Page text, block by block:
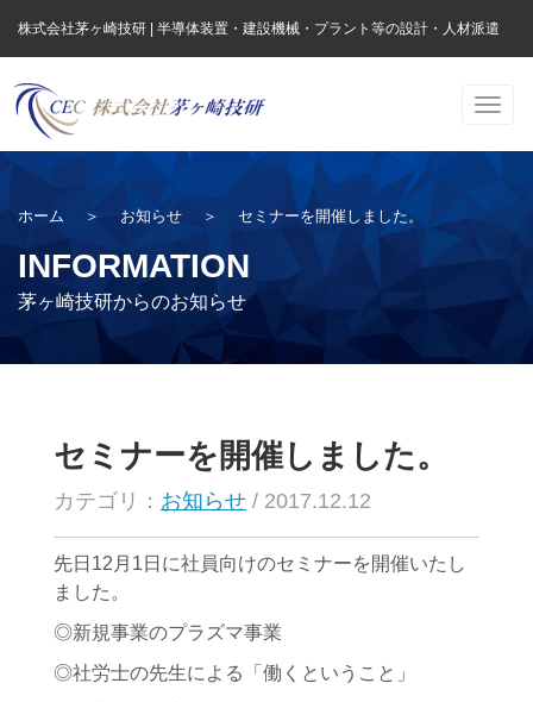
株式会社茅ヶ崎技研 | 半導体装置・建設機械・プラント等の設計・人材派遣
ホーム ＞ お知らせ ＞ セミナーを開催しました。
INFORMATION
茅ヶ崎技研からのお知らせ
セミナーを開催しました。
カテゴリ： お知らせ / 2017.12.12
先日12月1日に社員向けのセミナーを開催いたし
ました。
◎新規事業のプラズマ事業
◎社労士の先生による「働くということ」